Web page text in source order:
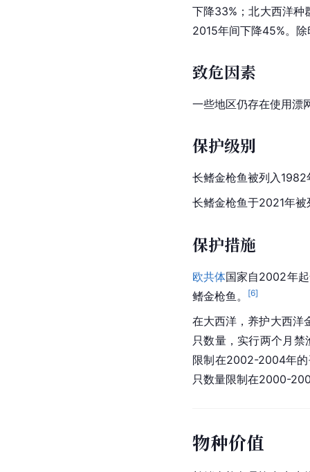
下降33%；北大西洋种
2015年间下降45%。除
致危因素
一些地区仍存在使用漂
保护级别
长鳍金枪鱼被列入
长鳍金枪鱼于2021年
保护措施
欧共体国家自2002年
鳍金枪鱼。
[6]
在大西洋 ，养护大西
只数量，实行两个月 禁
限制在2002-2004年的
只数量限制在2000-
物种价值